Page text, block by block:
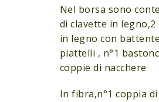
Nel borsa sono
di clavette in
in legno con
piattelli , n°1
coppie di nacchere
In fibra,n°1 coppia